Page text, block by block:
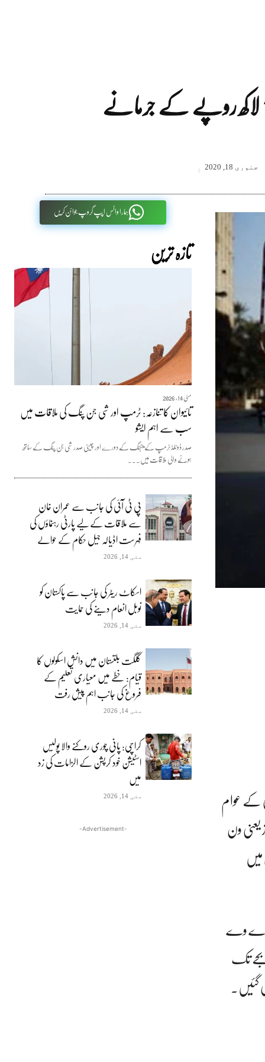
جنوری 18, 2020
ہمارا واٹس اپپ گروپ جوائن کریں
تازہ ترین
مئی 14, 2026
تائیوان کا تنازعہ: ٹرمپ اور شی جن پنگ کی ملاقات میں
سب سے اہم ایشو
صدر ڈونلڈ ٹرمپ کے بیجنگ کے دورے اور چینی صدر شی جن پنگ کے ساتھ
ہونے والی ملاقات میں...
پی ٹی آئی کی جانب سے عمران خان
سے ملاقات کے لیے پارٹی رہنماؤں کی
فہرست اڈیالہ جیل حکام کے حوالے
مئی 14, 2026
اسکاٹ ریٹر کی جانب سے پاکستان کو
نوبل انعام دینے کی حمایت
مئی 14, 2026
گلگت بلتستان میں دانش اسکولوں کا
قیام: خطے میں معیاری تعلیم کے
فروغ کی جانب اہم پیش رفت
مئی 14, 2026
کراچی: پانی چوری روکنے والا پولیس
اسٹیشن خود کرپشن کے الزامات کی زد
میں
مئی 14, 2026
-Advertisement-
کے عوام
یعنی ون
وے وے
بجے تک